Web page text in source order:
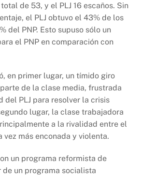
de 53, y el PLJ 16 escaños. Sin
el PLJ obtuvo el 43% de los
del PNP. Esto supuso sólo un
el PNP en comparación con
en primer lugar, un tímido giro
de la clase media, frustrada
del PLJ para resolver la crisis
lugar, la clase trabajadora
a la rivalidad entre el
vez más enconada y violenta.
un programa reformista de
de un programa socialista